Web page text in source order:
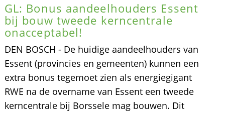
GL: Bonus aandeelhouders Essent
bij bouw tweede kerncentrale
onacceptabel!
DEN BOSCH - De huidige aandeelhouders van
Essent (provincies en gemeenten) kunnen een
extra bonus tegemoet zien als energiegigant
RWE na de overname van Essent een tweede
kerncentrale bij Borssele mag bouwen. Dit